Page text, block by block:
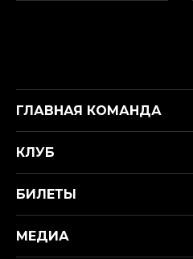
ГЛАВНАЯ КОМАНДА
КЛУБ
БИЛЕТЫ
МЕДИА